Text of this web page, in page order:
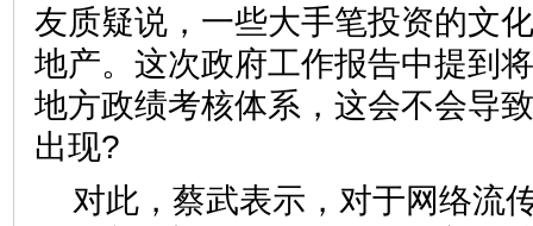
友质疑说，一些大手笔投资的文
地产。这次政府工作报告中提到
地方政绩考核体系，这会不会导
出现?
对此，蔡武表示，对于网络流